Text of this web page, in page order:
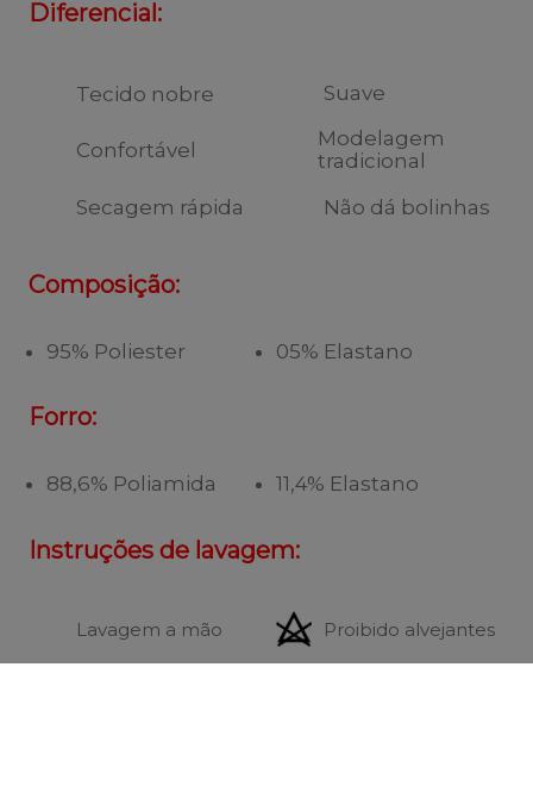
Diferencial:
Tecido nobre Suave
Confortável
Modelagem
tradicional
Secagem rápida
Não dá bolinhas
Composição:
95% Poliester 05% Elastano
Forro:
88,6% Poliamida 11,4% Elastano
Instruções de lavagem:
Lavagem a mão Proibido alvejantes